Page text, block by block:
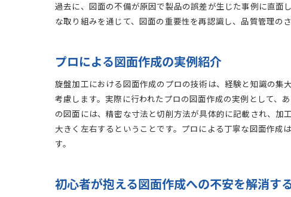
過去に、図面の不備が原因で製品の誤差が生じた事例に直面
な取り組みを通じて、図面の重要性を再認識し、品質管理の
プロによる図面作成の実例紹介
旋盤加工における図面作成のプロの技術は、経験と知識の
考慮します。実際に行われたプロの図面作成の実例として、
の図面には、精密な寸法と切削方法が具体的に記載され、
大きく左右するということです。プロによる丁寧な図面作
す。
初心者が抱える図面作成への不安を解消す